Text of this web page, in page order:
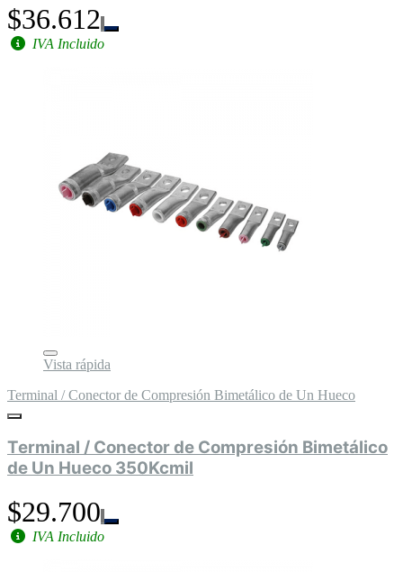
$36.612
IVA Incluido
Vista rápida
Terminal / Conector de Compresión Bimetálico de Un Hueco
Terminal / Conector de Compresión Bimetálico
de Un Hueco 350Kcmil
$29.700
IVA Incluido